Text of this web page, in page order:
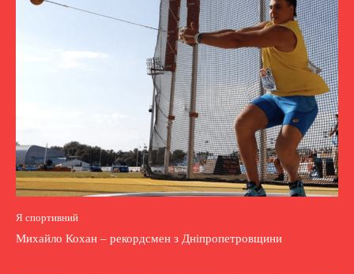
Я спортивний
Михайло Кохан – рекордсмен з Дніпропетровщини